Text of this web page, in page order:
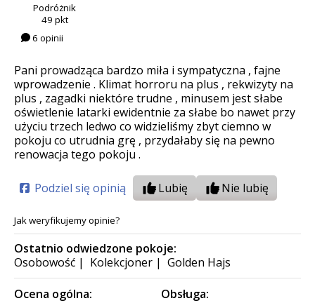
Podróżnik
49 pkt
6 opinii
Pani prowadząca bardzo miła i sympatyczna , fajne
wprowadzenie . Klimat horroru na plus , rekwizyty na
plus , zagadki niektóre trudne , minusem jest słabe
oświetlenie latarki ewidentnie za słabe bo nawet przy
użyciu trzech ledwo co widzieliśmy zbyt ciemno w
pokoju co utrudnia grę , przydałaby się na pewno
renowacja tego pokoju .
Podziel się opinią Lubię Nie lubię
Jak weryfikujemy opinie?
Ostatnio odwiedzone pokoje:
Osobowość | Kolekcjoner | Golden Hajs
Ocena ogólna:
Obsługa: